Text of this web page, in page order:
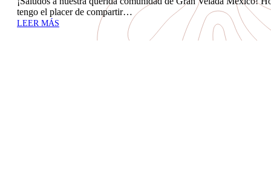
tengo el placer de compartir…
LEER MÁS